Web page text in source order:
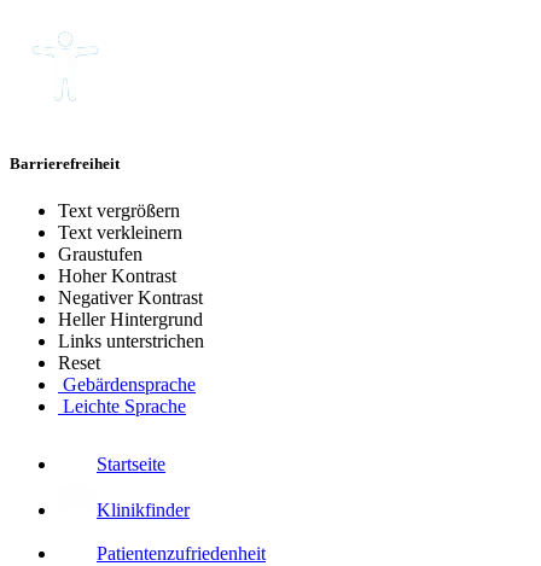
Barrierefreiheit
Text vergrößern
Text verkleinern
Graustufen
Hoher Kontrast
Negativer Kontrast
Heller Hintergrund
Links unterstrichen
Reset
Gebärdensprache
Leichte Sprache
Startseite
Klinikfinder
Patientenzufriedenheit